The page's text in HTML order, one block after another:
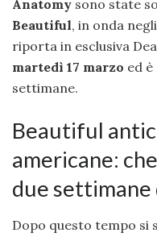
Anatomy sono state
Beautiful, in onda
riporta in esclusiva
martedì 17 marzo ed
settimane.
Beautiful
americane:
due settimane
Dopo questo tempo